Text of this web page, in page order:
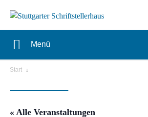
Menü
Start
« Alle Veranstaltungen